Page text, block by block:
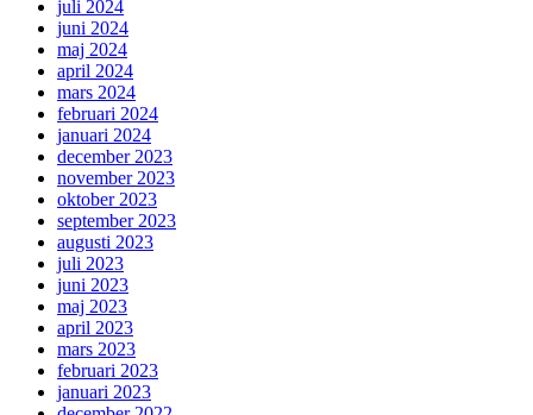
juli 2024
juni 2024
maj 2024
april 2024
mars 2024
februari 2024
januari 2024
december 2023
november 2023
oktober 2023
september 2023
augusti 2023
juli 2023
juni 2023
maj 2023
april 2023
mars 2023
februari 2023
januari 2023